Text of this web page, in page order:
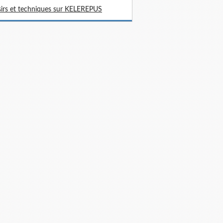
et techniques sur KELEREPUS